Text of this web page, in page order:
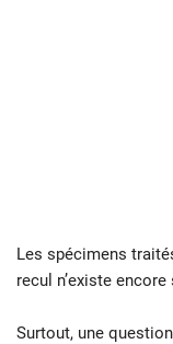
Les spécimens
recul n’existe
Surtout, une